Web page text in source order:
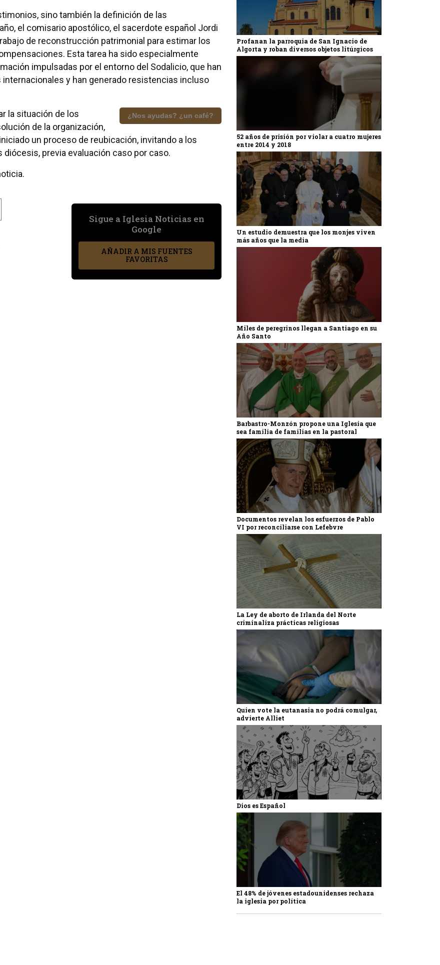
sino también la definición de las
el comisario apostólico, el sacerdote español Jordi
de reconstrucción patrimonial para estimar los
Esta tarea ha sido especialmente
impulsadas por el entorno del Sodalicio, que han
y han generado resistencias incluso
¿Nos ayudas? ¿un café?
la situación de los
de la organización,
un proceso de reubicación, invitando a los
previa evaluación caso por caso.
Sigue a Iglesia Noticias en
Google
AÑADIR A MIS FUENTES
FAVORITAS
Profanan la parroquia de San Ignacio de
Algorta y roban diversos objetos litúrgicos
52 años de prisión por violar a cuatro mujeres
entre 2014 y 2018
Un estudio demuestra que los monjes viven
más años que la media
Miles de peregrinos llegan a Santiago en su
Año Santo
Barbastro-Monzón propone una Iglesia que
sea familia de familias en la pastoral
Documentos revelan los esfuerzos de Pablo
VI por reconciliarse con Lefebvre
La Ley de aborto de Irlanda del Norte
criminaliza prácticas religiosas
Quien vote la eutanasia no podrá comulgar,
advierte Alliet
Dios es Español
El 48% de jóvenes estadounidenses rechaza
la iglesia por política